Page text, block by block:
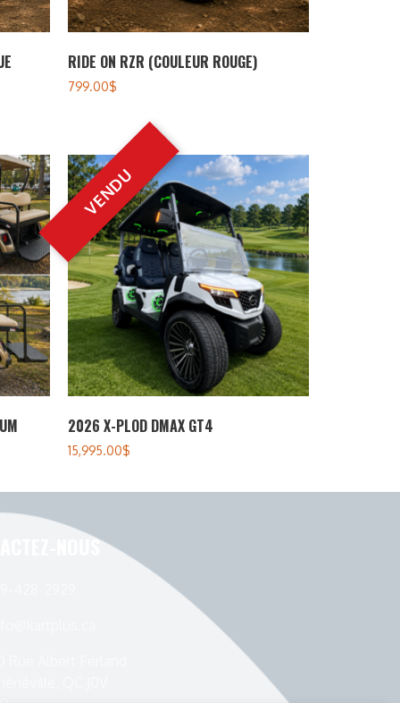
RIDE ON RZR (COULEUR ROUGE)
799.00$
2026 X-PLOD DMAX GT4
15,995.00$
NOUS